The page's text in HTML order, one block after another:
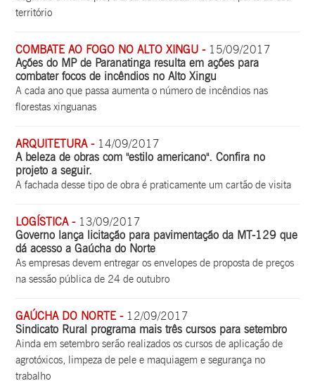
território
COMBATE AO FOGO NO ALTO XINGU - 15/09/2017
Ações do MP de Paranatinga resulta em ações para
combater focos de incêndios no Alto Xingu
A cada ano que passa aumenta o número de incêndios nas
florestas xinguanas
ARQUITETURA - 14/09/2017
A beleza de obras com "estilo americano". Confira no
projeto a seguir.
A fachada desse tipo de obra é praticamente um cartão de visita
LOGÍSTICA - 13/09/2017
Governo lança licitação para pavimentação da MT-129 que
dá acesso a Gaúcha do Norte
As empresas devem entregar os envelopes de proposta de preços
na sessão pública de 24 de outubro
GAÚCHA DO NORTE - 12/09/2017
Sindicato Rural programa mais três cursos para setembro
Ainda em setembro serão realizados os cursos de aplicação de
agrotóxicos, limpeza de pele e maquiagem e segurança no
trabalho